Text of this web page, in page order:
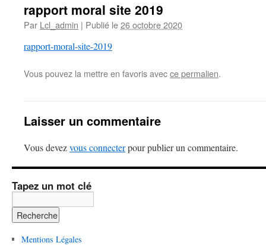
rapport moral site 2019
Par Lcl_admin | Publié le26 octobre 2020
rapport-moral-site-2019
Vous pouvez la mettre en favoris avecce permalien.
Laisser un commentaire
Vous devezvous connecterpour publier un commentaire.
Tapez un mot clé
Mentions Légales